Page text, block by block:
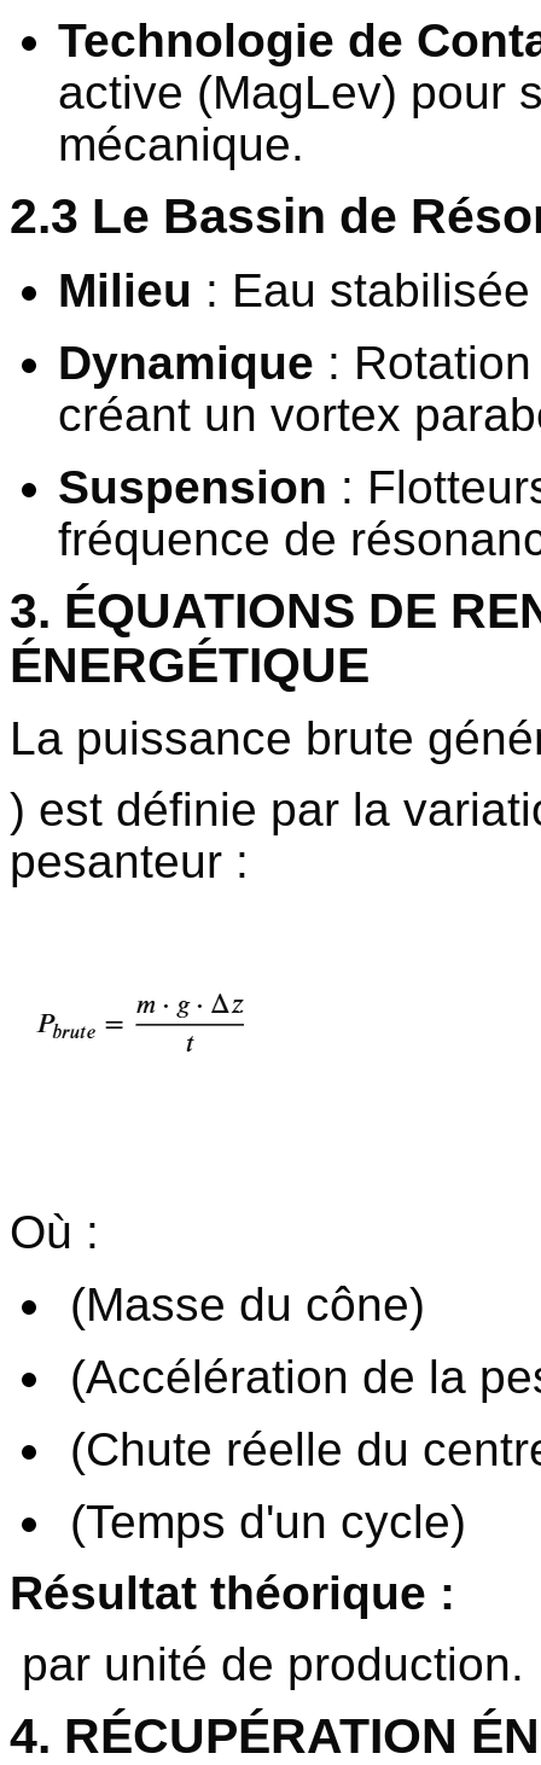
Technologie de
active (MagLev) pour
mécanique.
2.3 Le Bassin de
Milieu : Eau
Dynamique :
créant un vortex
Suspension :
fréquence de
3. ÉQUATIONS DE
ÉNERGÉTIQUE
La puissance brute
) est définie par la
pesanteur :
Où :
(Masse du cône)
(Accélération de la
(Chute réelle du
(Temps d'un cycle)
Résultat théorique :
par unité de production.
4. RÉCUPÉRATION